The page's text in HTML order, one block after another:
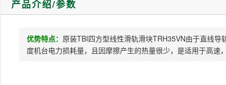
产品介绍/参数
优势特点： 原装TBI四方型线性滑轨滑块TRH35VN由于直线
度机台电力损耗量，且因摩擦产生的热量很少，是适用于高速